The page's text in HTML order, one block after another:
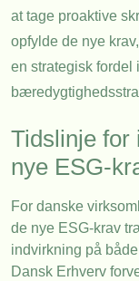
at tage proaktive
opfylde de nye
en strategisk fordel
Tidslinje for
nye ESG-
For danske
de nye ESG-krav
indvirkning på
Dansk Erhverv